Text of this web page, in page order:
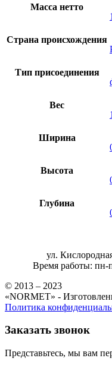
Масса нетто
Страна происхождения
Тип присоединения
Вес
Ширина
Высота
Глубина
ул.
Время работы: пн-
© 2013 – 2023
«NORMET» -
Политика
Заказать звонок
Представьтесь, мы вам